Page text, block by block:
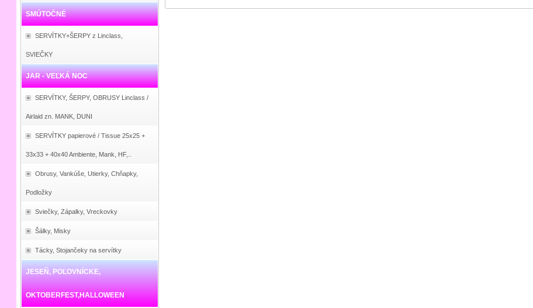
SMÚTOČNÉ
SERVÍTKY+ŠERPY z Linclass,
SVIEČKY
JAR - VEĽKÁ NOC
SERVÍTKY, ŠERPY, OBRUSY Linclass /
Airlaid zn. MANK, DUNI
SERVÍTKY papierové / Tissue 25x25 +
33x33 + 40x40 Ambiente, Mank, HF,..
Obrusy, Vankúše, Utierky, Chňapky,
Podložky
Sviečky, Zápalky, Vreckovky
Šálky, Misky
Tácky, Stojančeky na servítky
JESEŇ, POĽOVNÍCKE,
OKTOBERFEST,HALLOWEEN